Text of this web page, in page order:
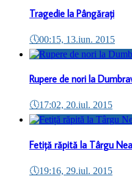
Tragedie la Pângărați
🕔00:15, 13.iun. 2015
Rupere de nori la
🕔17:02, 20.iul. 2015
Fetiță răpită la Târgu
🕔19:16, 29.iul. 2015